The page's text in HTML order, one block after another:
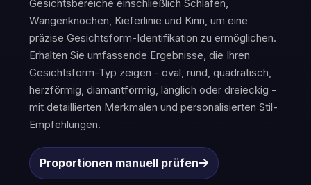
Gesichtsbereiche einschließlich Schläfen,
Wangenknochen, Kieferlinie und Kinn, um eine
präzise Gesichtsform-Identifikation zu ermöglichen.
Erhalten Sie umfassende Ergebnisse, die Ihren
Gesichtsform-Typ zeigen - oval, rund, quadratisch,
herzförmig, diamantförmig, länglich oder dreieckig -
mit detaillierten Merkmalen und personalisierten Stil-
Empfehlungen.
Proportionen manuell prüfen